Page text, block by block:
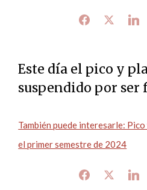
Este día el pico y
suspendido por ser
También puede interesarle:
el primer semestre de 2024